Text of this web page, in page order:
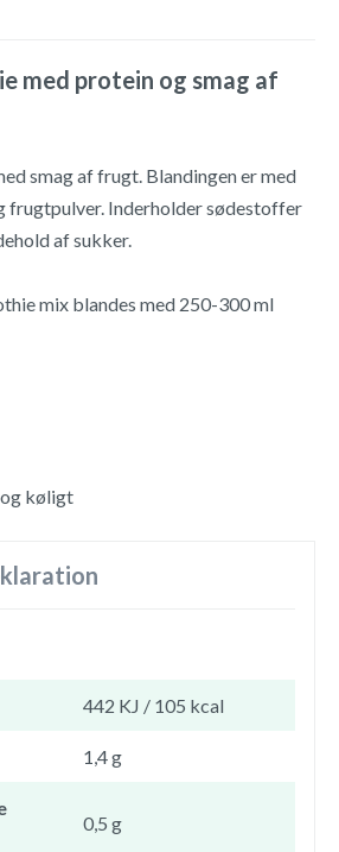
med protein og smag af
smag af frugt. Blandingen er med
frugtpulver. Inderholder sødestoffer
af sukker.
mix blandes med 250-300 ml
køligt
442 KJ / 105 kcal
1,4 g
0,5 g